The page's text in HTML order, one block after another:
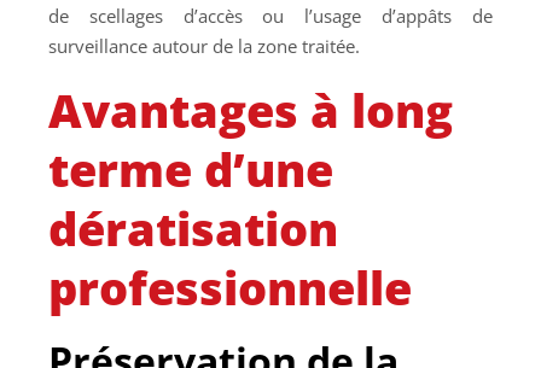
de scellages d’accès ou l’usage d’appâts de
surveillance autour de la zone traitée.
Avantages à long
terme d’une
dératisation
professionnelle